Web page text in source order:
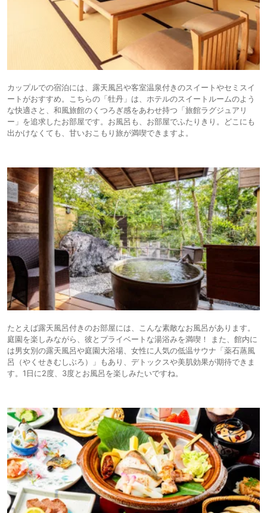
カップルでの宿泊には、露天風呂や客室温泉付きのスイートやセミスイ
ートがおすすめ。こちらの「牡丹」は、ホテルのスイートルームのよう
な快適さと、和風旅館のくつろぎ感をあわせ持つ「旅館ラグジュアリ
ー」を追求したお部屋です。お風呂も、お部屋でふたりきり。どこにも
出かけなくても、甘いおこもり旅が満喫できますよ。
たとえば露天風呂付きのお部屋には、こんな素敵なお風呂があります。
庭園を楽しみながら、彼とプライベートな湯浴みを満喫！ また、館内に
は男女別の露天風呂や庭園大浴場、女性に人気の低温サウナ「薬石蒸風
呂（やくせきむしぶろ）」もあり、デトックスや美肌効果が期待できま
す。1日に2度、3度とお風呂を楽しみたいですね。